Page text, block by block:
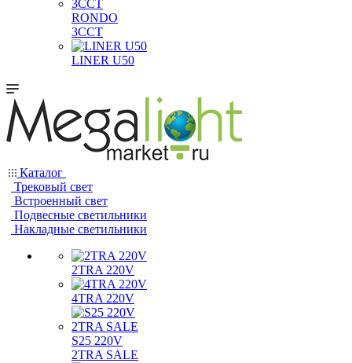
RONDO
3CCT
LINER U50
Каталог
Трековый свет
Встроенный свет
Подвесные светильники
Накладные светильники
2TRA 220V
4TRA 220V
S25 220V
2TRA SALE